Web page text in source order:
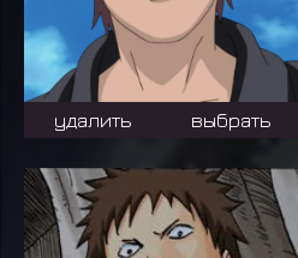
удалить выбрать